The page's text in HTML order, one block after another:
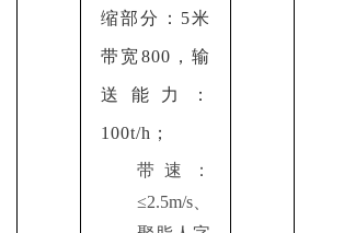
缩部分：5米
带宽800，输
送能力：
100t/h；
带速：
≤2.5m/s、